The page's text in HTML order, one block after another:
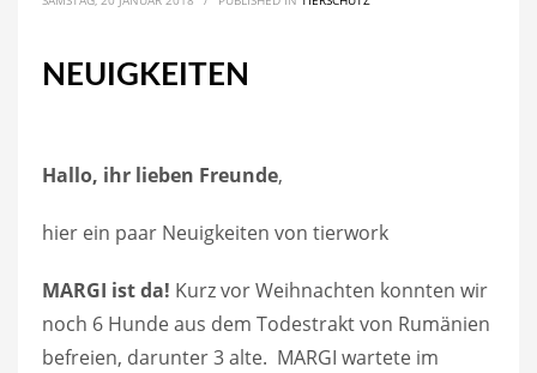
NEUIGKEITEN
Hallo, ihr lieben Freunde,
hier ein paar Neuigkeiten von tierwork
MARGI ist da! Kurz vor Weihnachten konnten wir
noch 6 Hunde aus dem Todestrakt von Rumänien
befreien, darunter 3 alte. MARGI wartete im